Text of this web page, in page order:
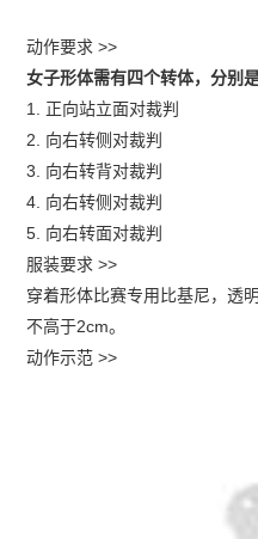
动作要求 >>
女子形体需有四个转体，分别是
1. 正向站立面对裁判
2. 向右转侧对裁判
3. 向右转背对裁判
4. 向右转侧对裁判
5. 向右转面对裁判
服装要求 >>
穿着形体比赛专用比基尼，透
不高于2cm。
动作示范 >>